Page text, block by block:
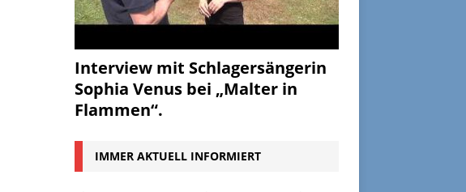
Interview mit Schlagersängerin
Sophia Venus bei „Malter in
Flammen“.
IMMER AKTUELL INFORMIERT